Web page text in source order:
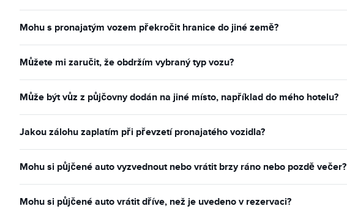
Mohu s pronajatým vozem překročit hranice do jiné země?
Můžete mi zaručit, že obdržím vybraný typ vozu?
Může být vůz z půjčovny dodán na jiné místo, například do mého hotelu?
Jakou zálohu zaplatím při převzetí pronajatého vozidla?
Mohu si půjčené auto vyzvednout nebo vrátit brzy ráno nebo pozdě večer?
Mohu si půjčené auto vrátit dříve, než je uvedeno v rezervaci?